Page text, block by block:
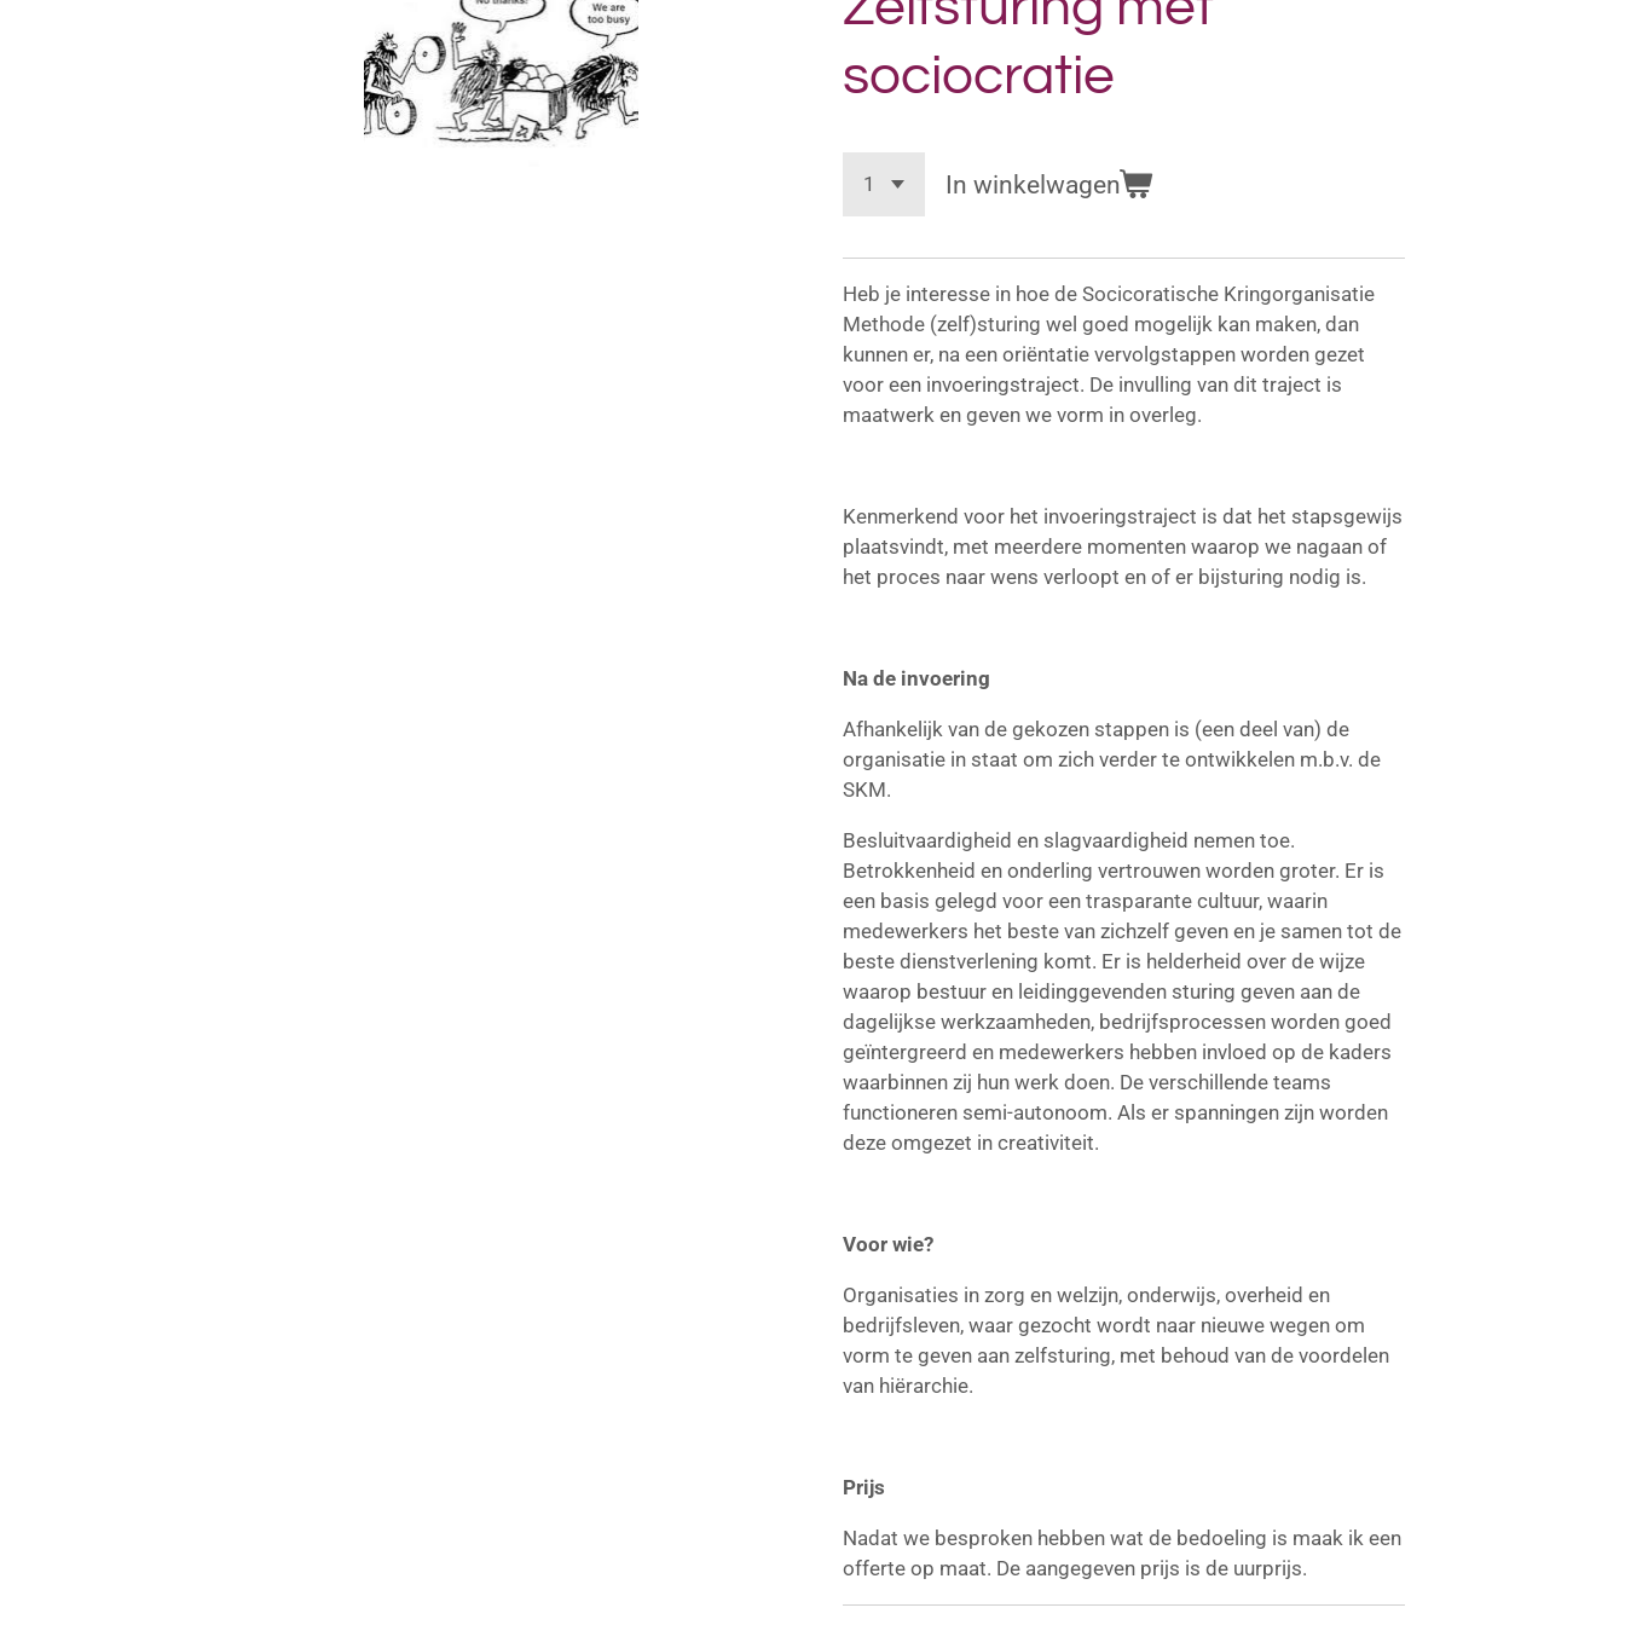
sociocratie
In winkelwagen
Heb je interesse in hoe de Socicoratische Kringorganisatie
Methode (zelf)sturing wel goed mogelijk kan maken, dan
kunnen er, na een oriëntatie vervolgstappen worden gezet
voor een invoeringstraject. De invulling van dit traject is
maatwerk en geven we vorm in overleg.
Kenmerkend voor het invoeringstraject is dat het stapsgewijs
plaatsvindt, met meerdere momenten waarop we nagaan of
het proces naar wens verloopt en of er bijsturing nodig is.
Na de invoering
Afhankelijk van de gekozen stappen is (een deel van) de
organisatie in staat om zich verder te ontwikkelen m.b.v. de
SKM.
Besluitvaardigheid en slagvaardigheid nemen toe.
Betrokkenheid en onderling vertrouwen worden groter. Er is
een basis gelegd voor een trasparante cultuur, waarin
medewerkers het beste van zichzelf geven en je samen tot de
beste dienstverlening komt. Er is helderheid over de wijze
waarop bestuur en leidinggevenden sturing geven aan de
dagelijkse werkzaamheden, bedrijfsprocessen worden goed
geïntergreerd en medewerkers hebben invloed op de kaders
waarbinnen zij hun werk doen. De verschillende teams
functioneren semi-autonoom. Als er spanningen zijn worden
deze omgezet in creativiteit.
Voor wie?
Organisaties in zorg en welzijn, onderwijs, overheid en
bedrijfsleven, waar gezocht wordt naar nieuwe wegen om
vorm te geven aan zelfsturing, met behoud van de voordelen
van hiërarchie.
Prijs
Nadat we besproken hebben wat de bedoeling is maak ik een
offerte op maat. De aangegeven prijs is de uurprijs.